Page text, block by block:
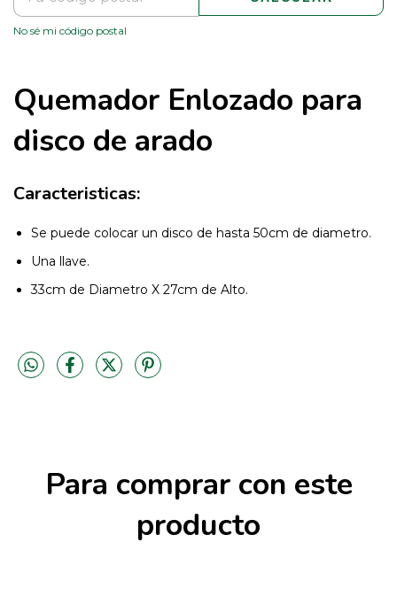
No sé mi código postal
Quemador Enlozado para
disco de arado
Caracteristicas:
Se puede colocar un disco de hasta 50cm de diametro.
Una llave.
33cm de Diametro X 27cm de Alto.
Para comprar con este
producto